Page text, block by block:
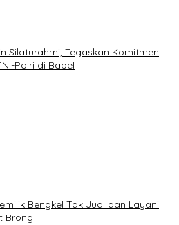
Silaturahmi, Tegaskan Komitmen
Polri di Babel
Bengkel Tak Jual dan Layani
Brong